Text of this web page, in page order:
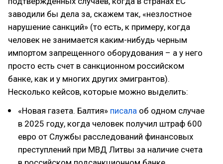
заводили бы дела за, скажем так, «незлостное
нарушение санкций» (то есть, к примеру, когда
человек не занимается каким-нибудь черным
импортом запрещенного оборудования – а у него
просто есть счет в санкционном российском
банке, как и у многих других эмигрантов).
Несколько кейсов, которые можно выделить:
«Новая газета. Балтия» писала об одном случае
в 2025 году, когда человек получил штраф 600
евро от Службы расследований финансовых
преступлений при МВД Литвы за наличие счета